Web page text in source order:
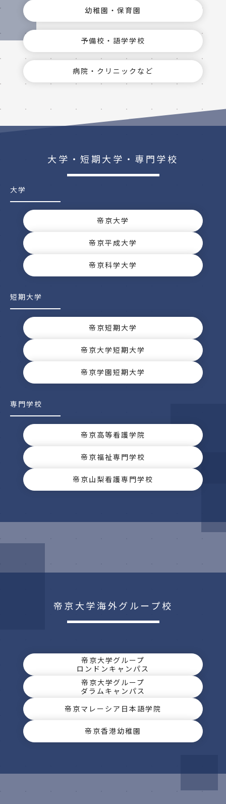
幼稚園・保育園
予備校・語学学校
病院・クリニックなど
大学・短期大学・専門学校
大学
帝京大学
帝京平成大学
帝京科学大学
短期大学
帝京短期大学
帝京大学短期大学
帝京学園短期大学
専門学校
帝京高等看護学院
帝京福祉専門学校
帝京山梨看護専門学校
帝京大学海外グループ校
帝京大学グループ
ロンドンキャンパス
帝京大学グループ
ダラムキャンパス
帝京マレーシア日本語学院
帝京香港幼稚園